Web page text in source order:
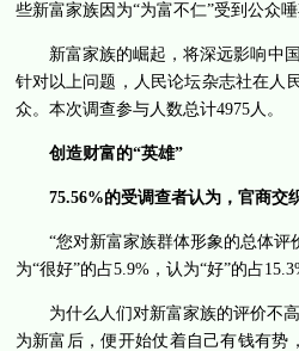
些新富家族因为“为富不仁”受到公众
新富家族的崛起，将深远影响中
针对以上问题，人民论坛杂志社在人
众。本次调查参与人数总计4975人。
创造财富的“英雄”
75.56%的受调查者认为，官商交
“您对新富家族群体形象的总体评
为“很好”的占5.9%，认为“好”的占
为什么人们对新富家族的评价不
为新富后，便开始仗着自己有钱有势